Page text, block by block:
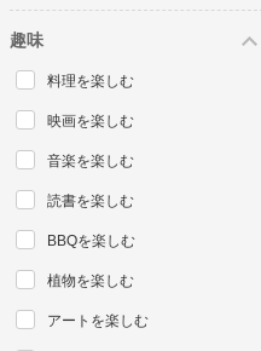
趣味
料理を楽しむ
映画を楽しむ
音楽を楽しむ
読書を楽しむ
BBQを楽しむ
植物を楽しむ
アートを楽しむ